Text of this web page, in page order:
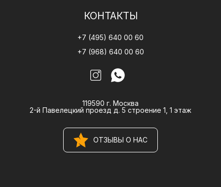
КОНТАКТЫ
+7 (495) 640 00 60
+7 (968) 640 00 60
119590 г. Москва
2-й Павелецкий проезд д. 5 строение 1, 1 этаж
ОТЗЫВЫ О НАС